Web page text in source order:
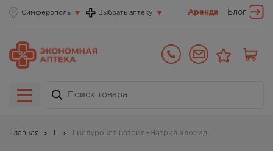
Симферополь Выбрать аптеку Аренда Блог
Главная Гиалуронат натрия+Натрия хлорид